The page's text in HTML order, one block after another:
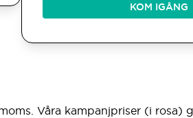
KOM IGÅNG
Våra kampanjpriser (i